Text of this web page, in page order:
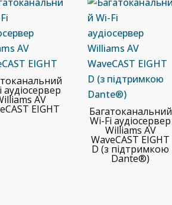
аудіосервер
AV
EIGHT Багатоканальний
Wi-Fi аудіосервер
Williams AV
WaveCAST EIGHT
D (з підтримкою
Dante®)